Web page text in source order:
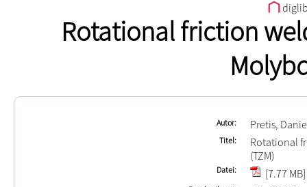
Rotational friction
Autor Pretis,
Titel
Rotational
(TZM)
Datei [7.77 MB]